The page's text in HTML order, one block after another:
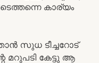
കാര്യം
ഞാൻ സുധ ടീച്ചറോട്
മറുപടി കേട്ടു ആ